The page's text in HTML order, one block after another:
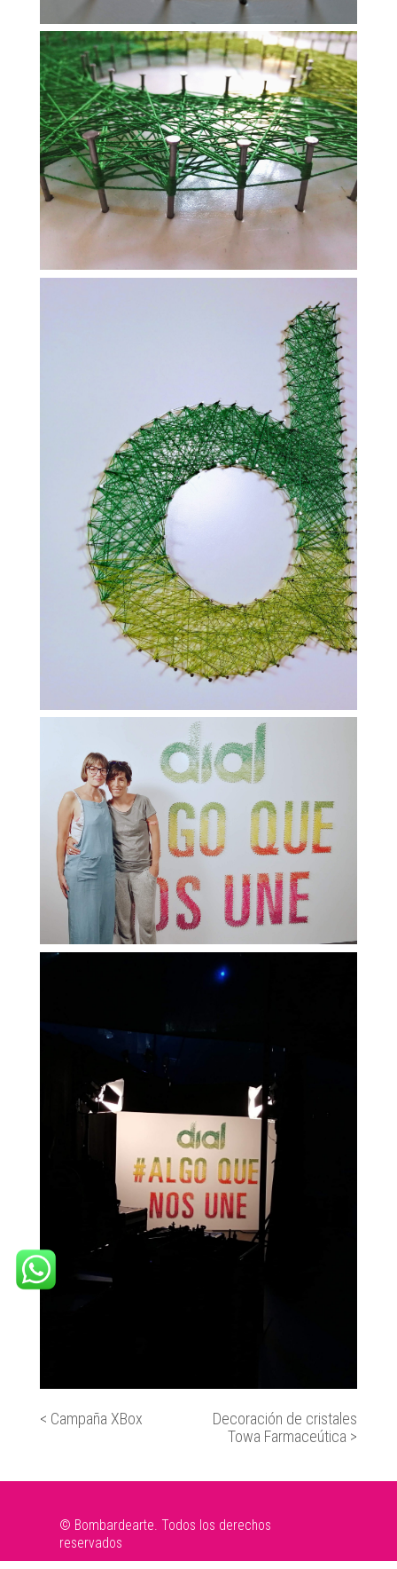
< Campaña XBox
Decoración de cristales
Towa Farmaceútica >
© Bombardearte. Todos los derechos
reservados